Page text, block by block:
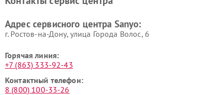
Адрес сервисного центра Sanyo:
г. Ростов-на-Дону, улица Города Волос, 6
Горячая линия:
+7 (863) 333-92-43
Контактный телефон:
8 (800) 100-33-26